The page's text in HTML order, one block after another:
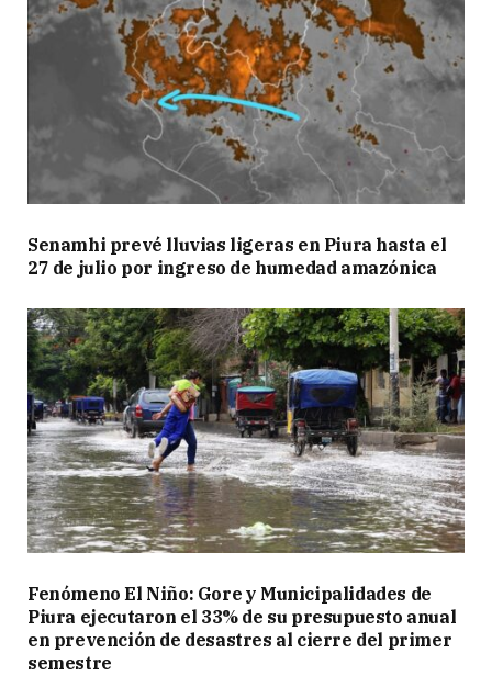
Senamhi prevé lluvias ligeras en Piura hasta el
27 de julio por ingreso de humedad amazónica
Fenómeno El Niño: Gore y Municipalidades de
Piura ejecutaron el 33% de su presupuesto anual
en prevención de desastres al cierre del primer
semestre